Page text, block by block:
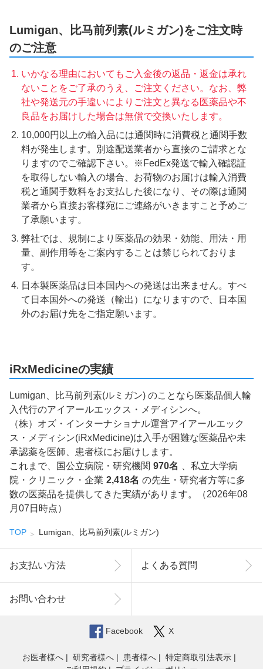
Lumigan、比马前列素(ルミガン)をご注文時
のご注意
いかなる理由においてもご入金後の返品・返金は承れ
ないことをご了承のうえ、ご注文ください。なお、弊
社や発送元の手違いによりご注文と異なる医薬品や不
良品をお届けした場合は無償で交換いたします。
10,000円以上の輸入品には通関時に消費税と通関手数
料が発生します。別途配送業者から直接のご請求とな
りますのでご確認下さい。※FedEx発送で輸入確認証
を取得しない輸入の場合、お荷物のお届けは輸入消費
税と通関手数料をお支払した後になり、その際は通関
業者から直接お客様宛にご連絡がいきますこと予めご
了承願います。
弊社では、規制により医薬品の効果・効能、用法・用
量、副作用等をご案内することは禁じられておりま
す。
日本製医薬品は日本国内への発送は出来ません。すべ
て日本国外への発送（輸出）になりますので、日本国
外のお届け先をご指定願います。
iRxMedicineの実績
Lumigan、比马前列素(ルミガン) のことなら医薬品個人輸
入代行のアイアールエックス・メディシンへ。
（株）オズ・インターナショナル運営アイアールエック
ス・メディシン(iRxMedicine)は入手が困難な医薬品や未
承認薬を医師、患者様にお届けします。
これまで、国公立病院・研究機関 970名
、私立大学病
院・クリニック・企業 2,418名 の先生・研究者方等に多
数の医薬品を提供してきた実績があります。（2026年08
月07日時点）
TOP Lumigan、比马前列素(ルミガン)
お支払い方法 よくある質問
お問い合わせ
Facebook X
お医者様へ 研究者様へ 患者様へ
特定商取引法表示